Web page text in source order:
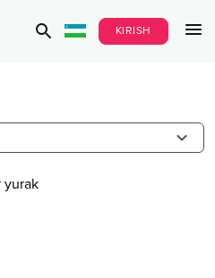
KIRISH